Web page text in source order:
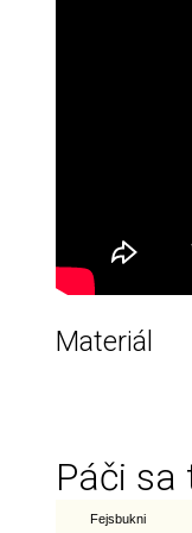
Materiál
Páči sa
Fejsbukni